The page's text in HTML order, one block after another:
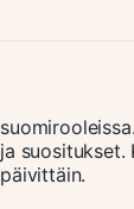
ja
päivittäin.